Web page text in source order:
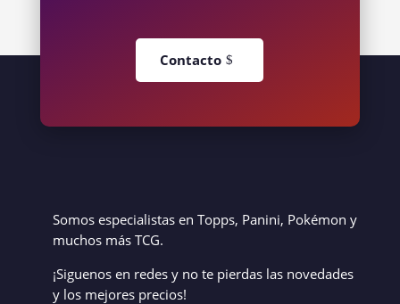
Contacto
Somos especialistas en Topps, Panini, Pokémon y
muchos más TCG.
¡Siguenos en redes y no te pierdas las novedades
y los mejores precios!